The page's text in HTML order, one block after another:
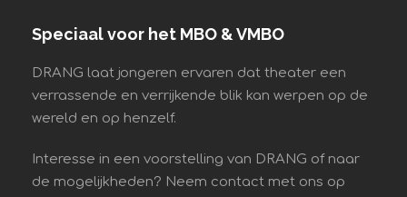
Speciaal voor het MBO & VMBO
DRANG laat jongeren ervaren dat theater een
verrassende en verrijkende blik kan werpen op de
wereld en op henzelf.
Interesse in een voorstelling van DRANG of naar
de mogelijkheden? Neem contact met ons op